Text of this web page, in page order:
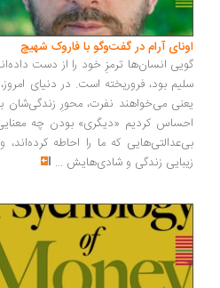
آرام در گفت‌وگو با فاروک شهیچ‭
انسان‌ها ترمزِ خود را از دست داده‌اند و
بود، فروریخته است. در دنیای امروز،
می‌خواهند نفرت، محورِ زندگی‌شان
کردیم «دیگری» بودن چه معنایی
که ما را احاطه کرده‌اند، و
زندگی و شادی‌هایش...